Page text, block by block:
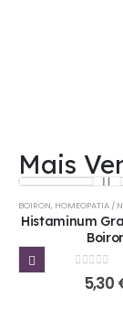
Mais
BOIRON, HOMEOPATIA /
Histaminum
out of 5
5,30